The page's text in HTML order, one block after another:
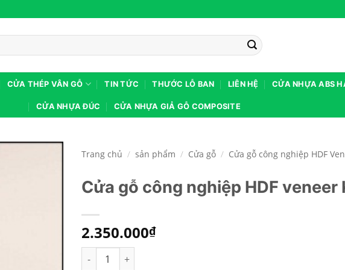
CỬA THÉP VÂN GỖ TIN TỨC THƯỚC LỖ BAN LIÊN HỆ CỬA NHỰA ABS
CỬA NHỰA ĐÚC CỬA NHỰA GIẢ GỖ COMPOSITE
Trang chủ / sản phẩm / Cửa gỗ / Cửa gỗ công nghiệp HDF
Cửa gỗ công nghiệp HDF veneer
2.350.000₫
Cửa gỗ công nghiệp HDF veneer KD.3A-Căm Xe số lượng